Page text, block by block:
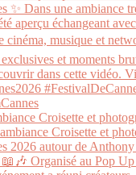
Croisette et